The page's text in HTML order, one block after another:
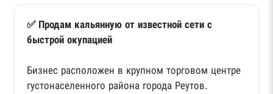
✅ Продам кальянную от известной сети с
быстрой окупацией
Бизнес расположен в крупном торговом центре
густонаселенного района города Реутов.